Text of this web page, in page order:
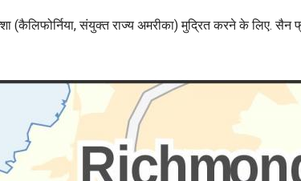
संयुक्त राज्य अमरीका) मुद्रित करने के लिए. सैन